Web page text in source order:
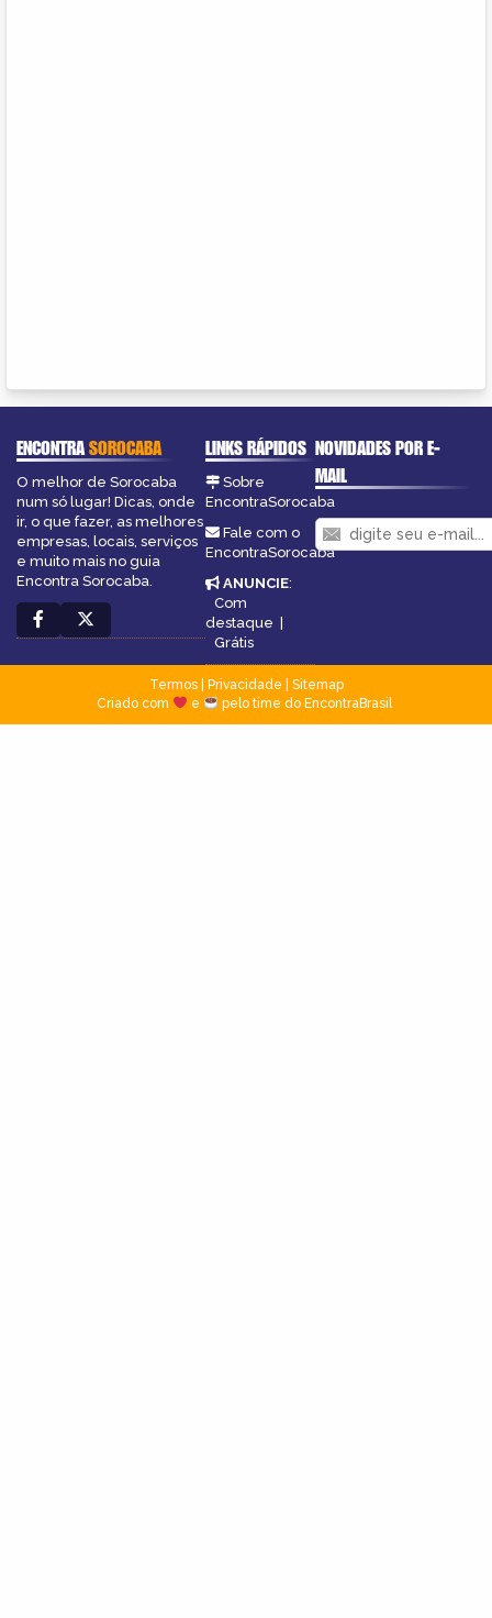
ENCONTRASOROCABA
O melhor de Sorocaba
num só lugar! Dicas, onde
ir, o que fazer, as melhores
empresas, locais, serviços
e muito mais no guia
Encontra Sorocaba.
LINKS RÁPIDOS
Sobre
EncontraSorocaba
Fale com o
EncontraSorocaba
ANUNCIE:
Com
destaque |
Grátis
NOVIDADES POR E-
MAIL
Termos| Privacidade
Sitemap
Criado com
e pelo time do EncontraBrasil